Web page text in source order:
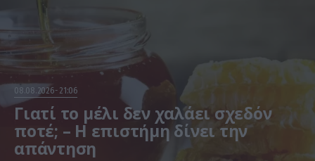
08.08.2026 21:06
Γιατί το μέλι δεν χαλάει σχεδόν
ποτέ; – Η επιστήμη δίνει την
απάντηση